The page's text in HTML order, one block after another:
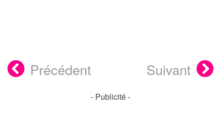
Précédent Suivant
- Publicité -